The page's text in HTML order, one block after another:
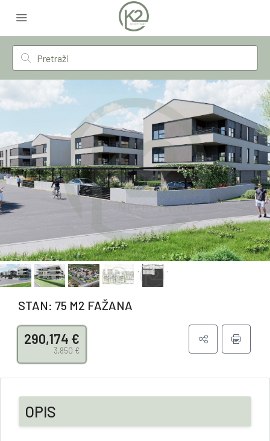
STAN: 75 M2 FAŽANA
290,174 €
3,850 €
OPIS